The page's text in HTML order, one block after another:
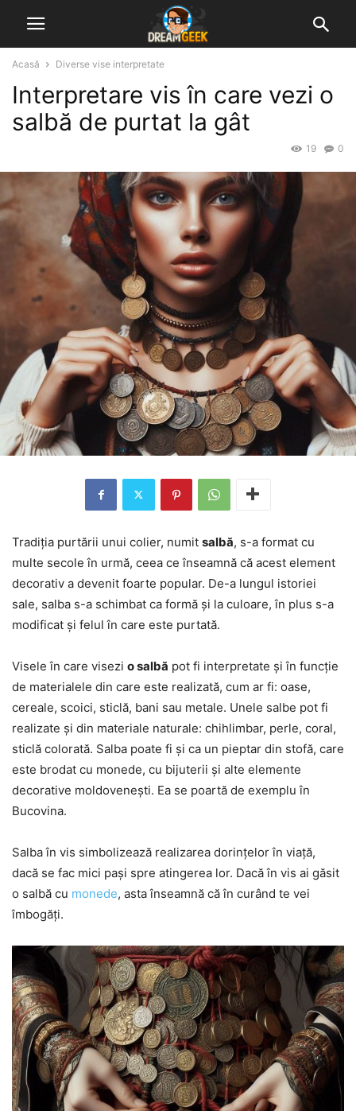
Acasă Diverse vise interpretate
Interpretare vis în care vezi o
salbă de purtat la gât
0
19
Tradiția purtării unui colier, numit salbă, s-a format cu
multe secole în urmă, ceea ce înseamnă că acest element
decorativ a devenit foarte popular. De-a lungul istoriei
sale, salba s-a schimbat ca formă și la culoare, în plus s-a
modificat și felul în care este purtată.
Visele în care visezi o salbă pot fi interpretate și în funcție
de materialele din care este realizată, cum ar fi: oase,
cereale, scoici, sticlă, bani sau metale. Unele salbe pot fi
realizate și din materiale naturale: chihlimbar, perle, coral,
sticlă colorată. Salba poate fi și ca un pieptar din stofă, care
este brodat cu monede, cu bijuterii și alte elemente
decorative moldovenești. Ea se poartă de exemplu în
Bucovina.
Salba în vis simbolizează realizarea dorințelor în viață,
dacă se fac mici pași spre atingerea lor. Dacă în vis ai găsit
o salbă cu monede, asta înseamnă că în curând te vei
îmbogăți.